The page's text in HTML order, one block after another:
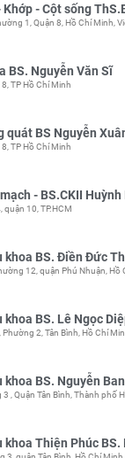
- Cột sống
1, Quận 8, Hồ Chí Minh,
BS. Nguyễn Văn Sĩ
TP Hồ Chí Minh
quát BS Nguyễn
TP Hồ Chí Minh
- BS.CKII Huỳnh
quận 10, TP.HCM
khoa BS. Điền Đức
12, quận Phú Nhuận, Hồ
khoa BS. Lê Ngọc
2, Tân Bình, Hồ Chí
khoa BS. Nguyễn
, Quận Tân Bình, Thành phố
khoa Thiện Phúc